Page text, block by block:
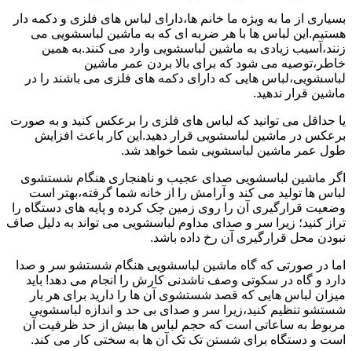
بسیاری از ما به ویژه ما خانم ها،دارای لباس های فلزی و دکمه دار
هستیم.این لباس ها با هر ضربه ای که به ماشین لباسشویی می
زنند،آسیب زیادی به ماشین لباسشویی وارد می کنند.به همین
خاطر،توصیه می شود که برای بالا بردن عمر ماشین
لباسشویی،لباس هایی که دارای دکمه های فلزی می باشند را در
ماشین قرار ندهید.
یا حداقل می توانید که لباس های فلزی را برعکس کنید و به صورت
برعکس در ماشین لباسشویی قرار دهید.این کار باعث افزایش
طول عمر ماشین لباسشویی شما خواهد شد.
اگر ماشین لباسشویی صدای عجیب و ناهنجاری هنگام شستشوی
لباس ها تولید می کند و آرامش را از خانه شما گرفته،بهتر است
وضعیت قرارگیری آن را روی زمین چک کرده و پایه های دستگاه را
تراز کنید؛ زیرا سر و صدای مداوم لباسشویی می تواند به دلیل صاف
نبودن محل قرارگیری آن رخ داده باشد.
اما در صورتی که گاه ماشین لباسشویی هنگام شستشو سر و صدا
دارد و گاه در سکوتی وصف ناشدنی کارش را انجام می دهد! باید
میزان لباس هایی که قصد شستشوی آن ها را دارید برای هر بار
شستشو تنظیم کنید،زیرا سر و صدای بی حد و اندازه لباسشویی
مربوط به ساعاتی است که حجم لباس ها بیش از حد ظرفیت آن
است و دستگاه برای شستن تک تک آن ها به سختی کار می کند.